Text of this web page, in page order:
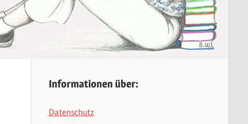
Informationen über:
Datenschutz